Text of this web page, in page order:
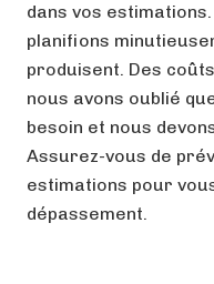
dans vos
planifions
produisent. Des
nous avons oublié
besoin et nous
Assurez-vous de
estimations pour
dépassement.